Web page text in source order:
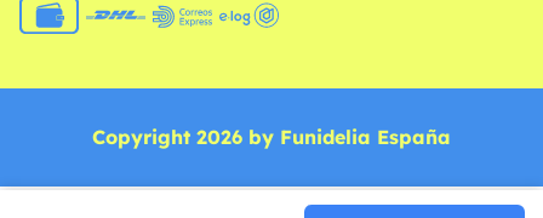
Copyright 2026 by Funidelia España